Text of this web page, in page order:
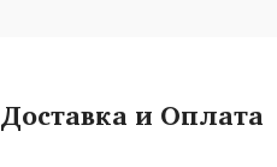
Доставка и Оплата